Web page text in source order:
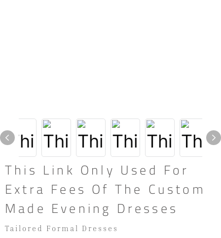
This Link Only Used For
Extra Fees Of The Custom
Made Evening Dresses
Tailored Formal Dresses